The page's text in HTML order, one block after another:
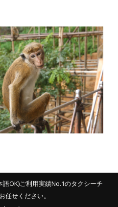
OK)ご利用実績No.1のタクシーチ
任せください。